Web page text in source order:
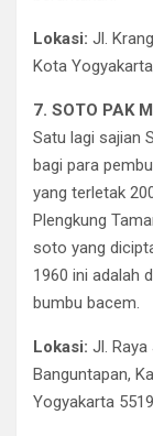
Lokasi: Jl.
Kota
7. SOTO PAK
Satu lagi sajian
bagi para
yang terletak
Plengkung
soto yang
1960 ini adalah
bumbu bacem.
Lokasi: Jl.
Banguntapan,
Yogyakarta